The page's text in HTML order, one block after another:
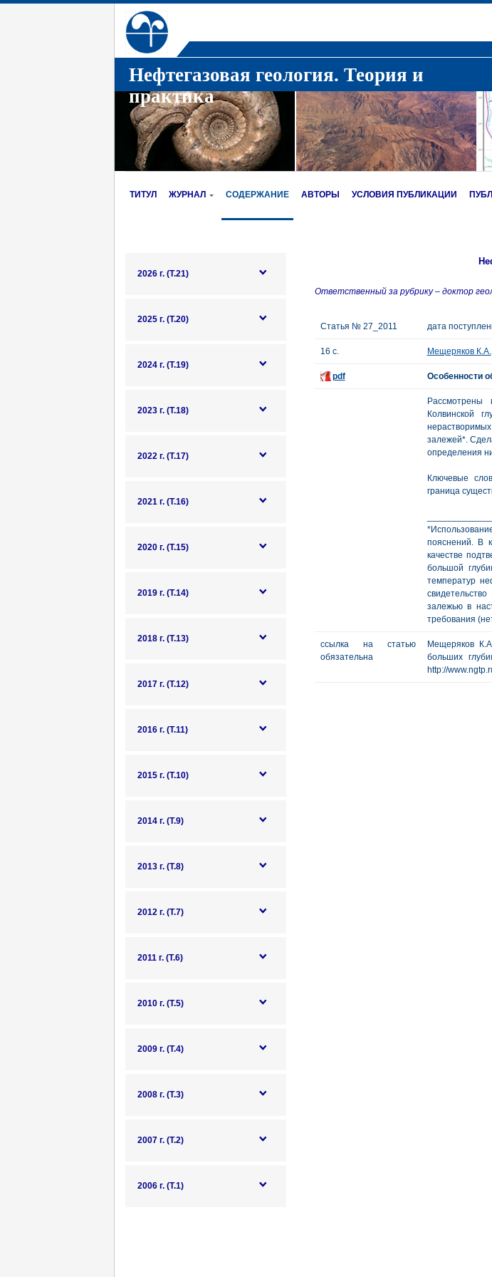
Нефтегазовая геология. Теория и
практика
ТИТУЛ ЖУРНАЛ СОДЕРЖАНИЕ АВТОРЫ УСЛОВИЯ ПУБЛИКАЦИИ
2026 г. (Т.21)
2025 г. (Т.20)
2024 г. (Т.19)
2023 г. (Т.18)
2022 г. (Т.17)
2021 г. (Т.16)
2020 г. (Т.15)
2019 г. (Т.14)
2018 г. (Т.13)
2017 г. (Т.12)
2016 г. (Т.11)
2015 г. (Т.10)
2014 г. (Т.9)
2013 г. (Т.8)
2012 г. (Т.7)
2011 г. (Т.6)
2010 г. (Т.5)
2009 г. (Т.4)
2008 г. (Т.3)
2007 г. (Т.2)
2006 г. (Т.1)
Ответственный за рубрику – доктор
Статья № 27_2011 дата
16 с. Мещеряков К.А.
pdf Особенности
Рассмотрены
Колвинской
залежей*.
определения
Ключевые
граница
пояснений. В
качестве
большой
температур
залежью в
требования
ссылка на статью
обязательна
Мещеряков
больших
http://